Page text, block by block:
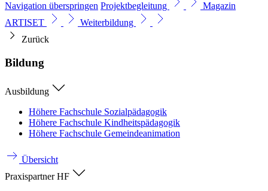
Navigation überspringen Projektbegleitung
Magazin
ARTISET
Weiterbildung
Zurück
Bildung
Ausbildung
Höhere Fachschule Sozialpädagogik
Höhere Fachschule Kindheitspädagogik
Höhere Fachschule Gemeindeanimation
Übersicht
Praxispartner HF